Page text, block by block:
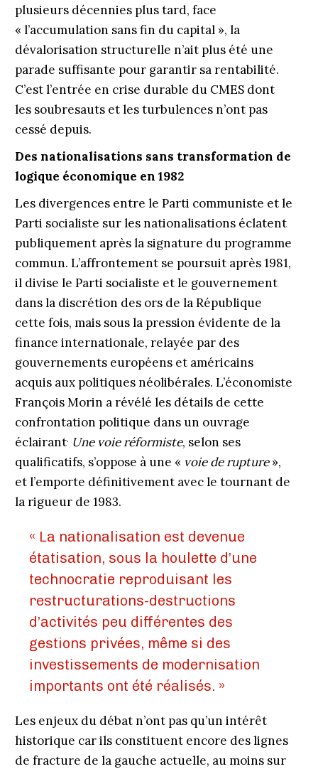
plusieurs décennies plus tard, face
« l’accumulation sans fin du capital », la
dévalorisation structurelle n’ait plus été une
parade suffisante pour garantir sa rentabilité.
C’est l’entrée en crise durable du CMES dont
les soubresauts et les turbulences n’ont pas
cessé depuis.
Des nationalisations sans transformation de
logique économique en 1982
Les divergences entre le Parti communiste et le
Parti socialiste sur les nationalisations éclatent
publiquement après la signature du programme
commun. L’affrontement se poursuit après 1981,
il divise le Parti socialiste et le gouvernement
dans la discrétion des ors de la République
cette fois, mais sous la pression évidente de la
finance internationale, relayée par des
gouvernements européens et américains
acquis aux politiques néolibérales. L’économiste
François Morin a révélé les détails de cette
confrontation politique dans un ouvrage
éclairant. Une voie réformiste, selon ses
qualificatifs, s’oppose à une « voie de rupture»,
et l’emporte définitivement avec le tournant de
la rigueur de 1983.
« La nationalisation est devenue
étatisation, sous la houlette d’une
technocratie reproduisant les
restructurations-destructions
d’activités peu différentes des
gestions privées, même si des
investissements de modernisation
importants ont été réalisés. »
Les enjeux du débat n’ont pas qu’un intérêt
historique car ils constituent encore des lignes
de fracture de la gauche actuelle, au moins sur